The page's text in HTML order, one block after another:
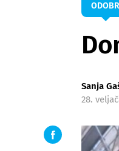
Sanja
28.